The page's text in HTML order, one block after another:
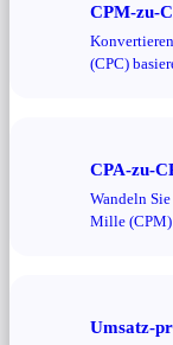
CPM-zu-
(CPC)
CPA-zu-
Wandeln
Mille (CPM)
Umsatz-